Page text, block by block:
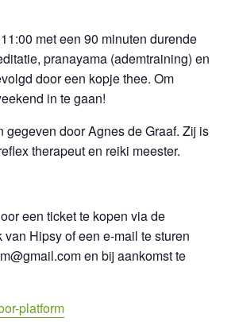
met een 90 minuten durende
pranayama (ademtraining) en
door een kopje thee. Om
in te gaan!
gegeven door Agnes de Graaf. Zij is
therapeut en reiki meester.
een ticket te kopen via de
Hipsy of een e-mail te sturen
en bij aankomst te
platform